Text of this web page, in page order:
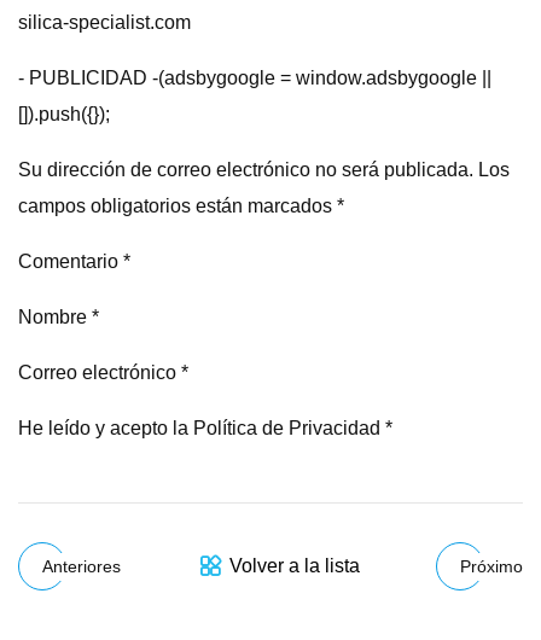
silica-specialist.com
- PUBLICIDAD -(adsbygoogle = window.adsbygoogle ||
[]).push({});
Su dirección de correo electrónico no será publicada. Los
campos obligatorios están marcados *
Comentario *
Nombre *
Correo electrónico *
He leído y acepto la Política de Privacidad *
Anteriores Volver a la lista Próximo